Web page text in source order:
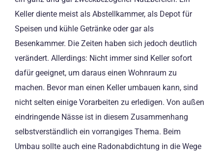
Keller diente meist als Abstellkammer, als Depot für
Speisen und kühle Getränke oder gar als
Besenkammer. Die Zeiten haben sich jedoch deutlich
verändert. Allerdings: Nicht immer sind Keller sofort
dafür geeignet, um daraus einen Wohnraum zu
machen. Bevor man einen Keller umbauen kann, sind
nicht selten einige Vorarbeiten zu erledigen. Von außen
eindringende Nässe ist in diesem Zusammenhang
selbstverständlich ein vorrangiges Thema. Beim
Umbau sollte auch eine Radonabdichtung in die Wege